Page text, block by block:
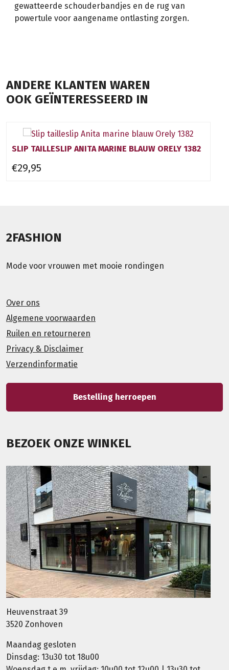
gewatteerde schouderbandjes en de rug van
powertule voor aangename ontlasting zorgen.
ANDERE KLANTEN WAREN
OOK GEÏNTERESSEERD IN
SLIP TAILLESLIP ANITA MARINE BLAUW ORELY 1382
€29,95
2FASHION
Mode voor vrouwen met mooie rondingen
Over ons
Algemene voorwaarden
Ruilen en retourneren
Privacy & Disclaimer
Verzendinformatie
Bestelling herroepen
BEZOEK ONZE WINKEL
Heuvenstraat 39
3520 Zonhoven
Maandag gesloten
Dinsdag: 13u30 tot 18u00